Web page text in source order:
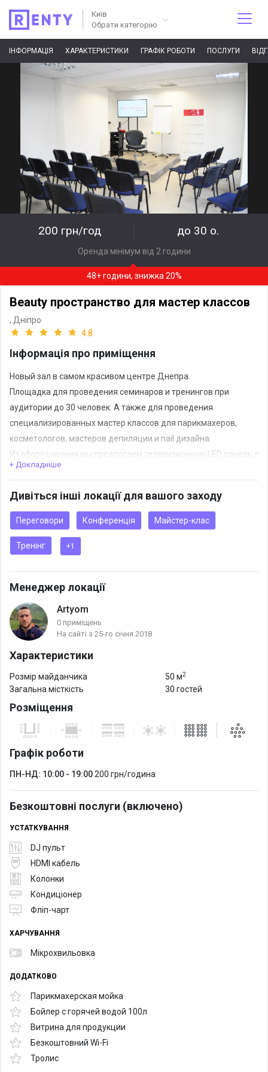
Київ
Обрати категорію
ІНФОРМАЦІЯ ХАРАКТЕРИСТИКИ ГРАФІК РОБОТИ ПОСЛУГИ
200 грн/год до 30 о.
Оренда мінімум від 2 години
48+ години, знижка 20%
Beauty пространство для мастер класcов
, Дніпро
4.8
Інформація про приміщення
Новый зал в самом красивом центре Днепра.
Площадка для проведения семинаров и тренингов при
аудитории до 30 человек. А также для проведения
специализированных мастер классов для парикмахеров,
косметологов, мастеров депиляции и nail дизайна.
Из оборудования мы предлогаем телевизионную LED панель с
диагональю экрана 52 дюймов, подключается к вашему
мы предоставим ноутбук. Аудио система с возможностью
подключения микрофона, флешки для проигрывания музыки.
* Для кофе брейков имеется кофемашина.
необходимым количеством плечиков
* Конференц зал оборудован кондиционером и вентиляцией.
+ Докладніше
Дивіться інші локації для вашого заходу
Переговори Конференція Майстер-клас
Тренінг +1
Менеджер локації
Artyom
0 приміщень
На сайті з 25-го січня 2018
Характеристики
Розмір майданчика 50 м2
Загальна місткість 30 гостей
Розміщення
Графік роботи
ПН-НД: 10:00 - 19:00200 грн/година
Безкоштовні послуги (включено)
УСТАТКУВАННЯ
DJ пульт
HDMI кабель
Колонки
Кондиціонер
Фліп-чарт
ХАРЧУВАННЯ
Мікрохвильовка
ДОДАТКОВО
Парикмахерская мойка
Бойлер с горячей водой 100л
Витрина для продукции
Безкоштовний Wi-Fi
Тролис